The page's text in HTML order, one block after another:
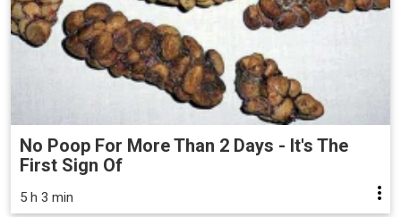
No Poop For More Than 2 Days - It's The
First Sign Of
5 h 3 min